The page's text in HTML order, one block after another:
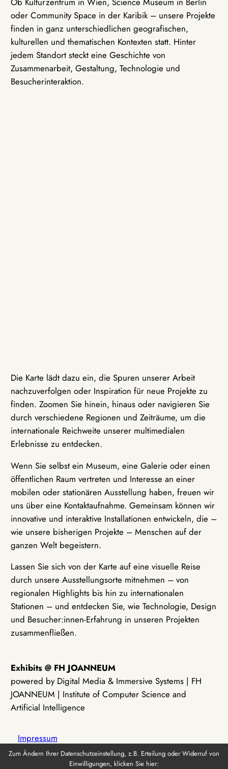
oder Community Space in der Karibik – unsere Projekte
finden in ganz unterschiedlichen geografischen,
kulturellen und thematischen Kontexten statt. Hinter
jedem Standort steckt eine Geschichte von
Zusammenarbeit, Gestaltung, Technologie und
Besucherinteraktion.
Die Karte lädt dazu ein, die Spuren unserer Arbeit
nachzuverfolgen oder Inspiration für neue Projekte zu
finden. Zoomen Sie hinein, hinaus oder navigieren Sie
durch verschiedene Regionen und Zeiträume, um die
internationale Reichweite unserer multimedialen
Erlebnisse zu entdecken.
Wenn Sie selbst ein Museum, eine Galerie oder einen
öffentlichen Raum vertreten und Interesse an einer
mobilen oder stationären Ausstellung haben, freuen wir
uns über eine Kontaktaufnahme. Gemeinsam können wir
innovative und interaktive Installationen entwickeln, die –
wie unsere bisherigen Projekte – Menschen auf der
ganzen Welt begeistern.
Lassen Sie sich von der Karte auf eine visuelle Reise
durch unsere Ausstellungsorte mitnehmen – von
regionalen Highlights bis hin zu internationalen
Stationen – und entdecken Sie, wie Technologie, Design
und Besucher:innen-Erfahrung in unseren Projekten
zusammenfließen.
Exhibits @ FH JOANNEUM
powered by Digital Media & Immersive Systems | FH
JOANNEUM | Institute of Computer Science and
Artificial Intelligence
Impressum
Zum Ändern Ihrer Datenschutzeinstellung, z.B. Erteilung oder Widerruf von
Einwilligungen, klicken Sie hier: